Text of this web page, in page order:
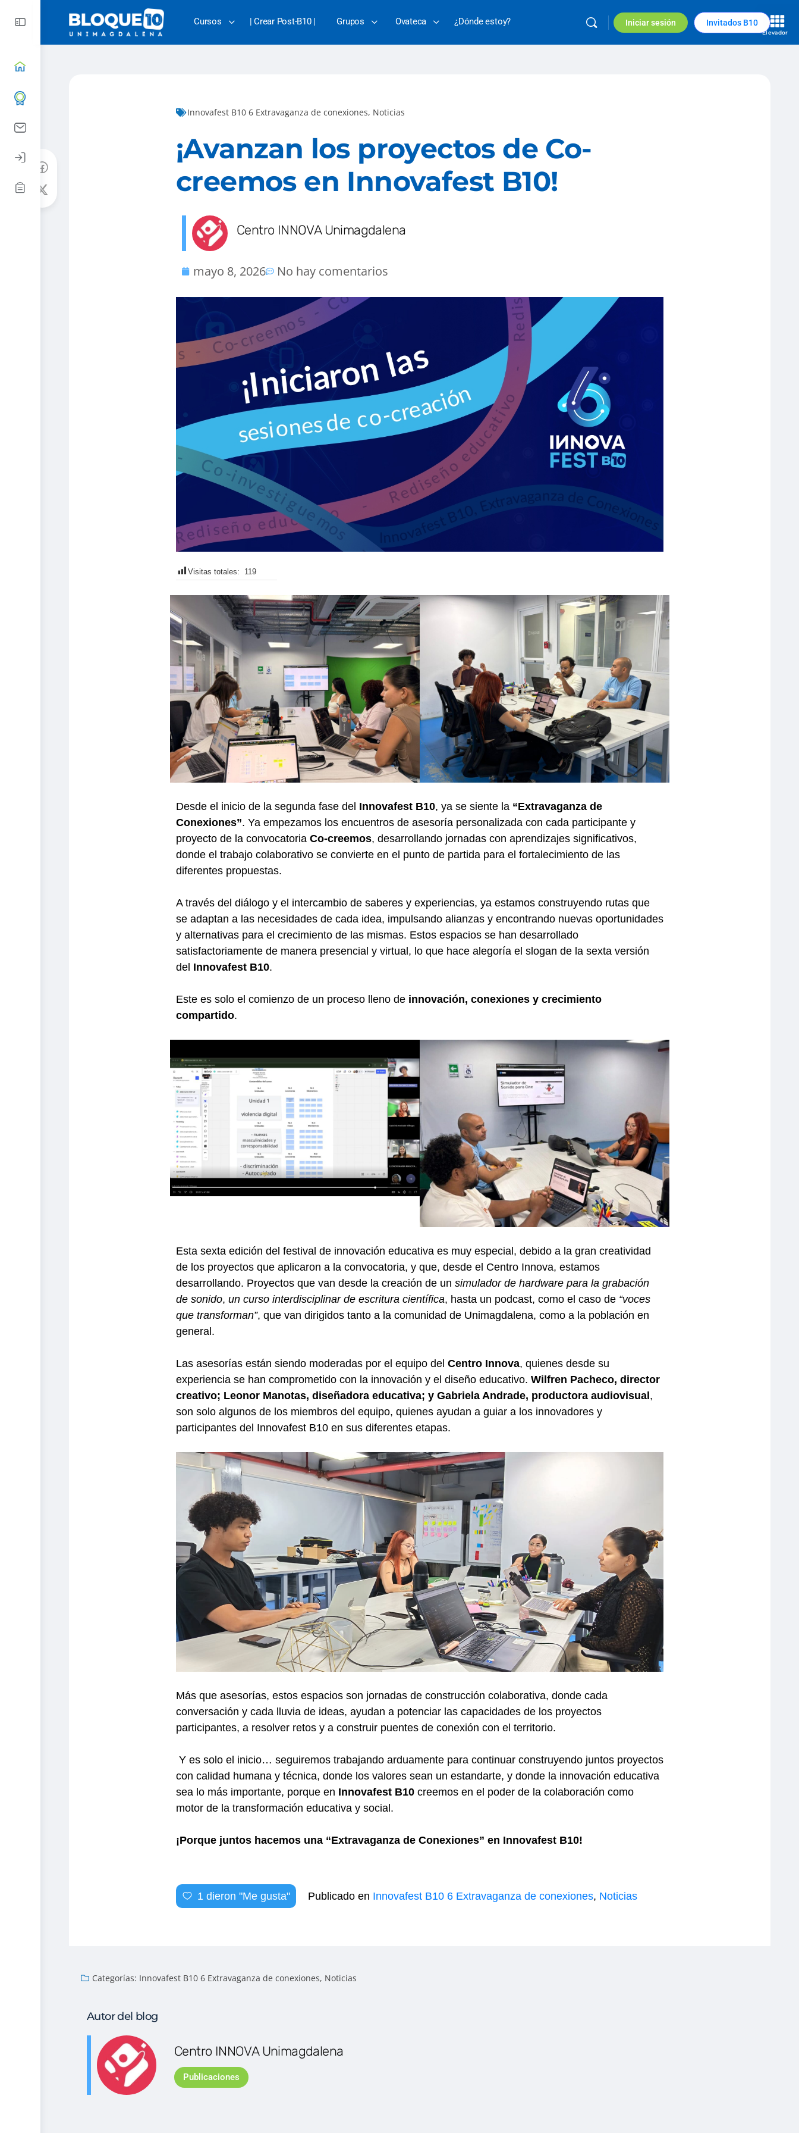
Cursos | Crear Post-B10 | Grupos Ovateca ¿Dónde estoy? Iniciar sesión Invitados B10
Innovafest B10 6 Extravaganza de conexiones, Noticias
¡Avanzan los proyectos de Co-
creemos en Innovafest B10!
Centro INNOVA Unimagdalena
mayo 8, 2026 No hay comentarios
Visitas totales: 119
Desde el inicio de la segunda fase del Innovafest B10, ya se siente la “Extravaganza de
Conexiones”. Ya empezamos los encuentros de asesoría personalizada con cada participante y
proyecto de la convocatoria Co-creemos, desarrollando jornadas con aprendizajes significativos,
donde el trabajo colaborativo se convierte en el punto de partida para el fortalecimiento de las
diferentes propuestas.
A través del diálogo y el intercambio de saberes y experiencias, ya estamos construyendo rutas que
se adaptan a las necesidades de cada idea, impulsando alianzas y encontrando nuevas oportunidades
y alternativas para el crecimiento de las mismas. Estos espacios se han desarrollado
satisfactoriamente de manera presencial y virtual, lo que hace alegoría el slogan de la sexta versión
del Innovafest B10.
Este es solo el comienzo de un proceso lleno de innovación, conexiones y crecimiento
compartido.
Esta sexta edición del festival de innovación educativa es muy especial, debido a la gran creatividad
de los proyectos que aplicaron a la convocatoria, y que, desde el Centro Innova, estamos
desarrollando. Proyectos que van desde la creación de un simulador de hardware para la grabación
de sonido, un curso interdisciplinar de escritura científica, hasta un podcast, como el caso de “voces
que transforman”, que van dirigidos tanto a la comunidad de Unimagdalena, como a la población en
general.
Las asesorías están siendo moderadas por el equipo del Centro Innova, quienes desde su
experiencia se han comprometido con la innovación y el diseño educativo. Wilfren Pacheco, director
creativo; Leonor Manotas, diseñadora educativa; y Gabriela Andrade, productora audiovisual ,
son solo algunos de los miembros del equipo, quienes ayudan a guiar a los innovadores y
participantes del Innovafest B10 en sus diferentes etapas.
Más que asesorías, estos espacios son jornadas de construcción colaborativa, donde cada
conversación y cada lluvia de ideas, ayudan a potenciar las capacidades de los proyectos
participantes, a resolver retos y a construir puentes de conexión con el territorio.
Y es solo el inicio… seguiremos trabajando arduamente para continuar construyendo juntos proyectos
con calidad humana y técnica, donde los valores sean un estandarte, y donde la innovación educativa
sea lo más importante, porque en Innovafest B10 creemos en el poder de la colaboración como
motor de la transformación educativa y social.
¡Porque juntos hacemos una “Extravaganza de Conexiones” en Innovafest B10!
1 dieron "Me gusta" Publicado en Innovafest B10 6 Extravaganza de conexiones, Noticias
Categorías: Innovafest B10 6 Extravaganza de conexiones, Noticias
Autor del blog
Centro INNOVA Unimagdalena
Publicaciones
Elevador